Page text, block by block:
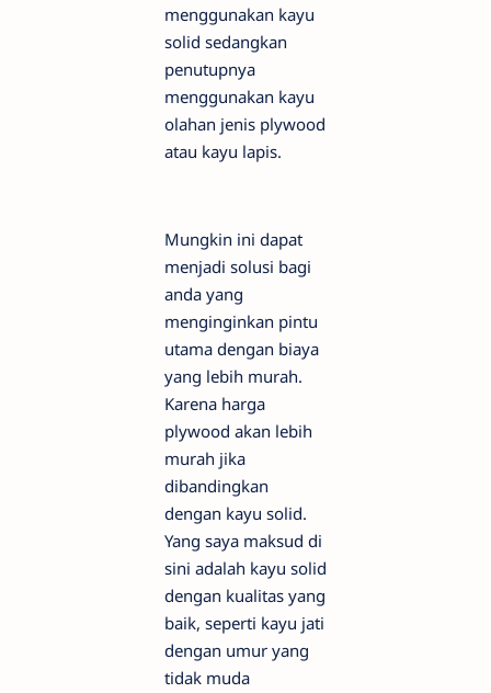
menggunakan kayu
solid sedangkan
penutupnya
menggunakan kayu
olahan jenis plywood
atau kayu lapis.
Mungkin ini dapat
menjadi solusi bagi
anda yang
menginginkan pintu
utama dengan biaya
yang lebih murah.
Karena harga
plywood akan lebih
murah jika
dibandingkan
dengan kayu solid.
Yang saya maksud di
sini adalah kayu solid
dengan kualitas yang
baik, seperti kayu jati
dengan umur yang
tidak muda